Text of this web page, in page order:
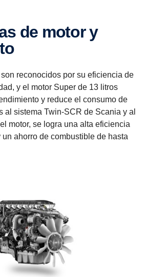
reconocidos por su eficiencia de
y el motor Super de 13 litros
y reduce el consumo de
al sistema Twin-SCR de Scania y al
motor, se logra una alta eficiencia
ahorro de combustible de hasta